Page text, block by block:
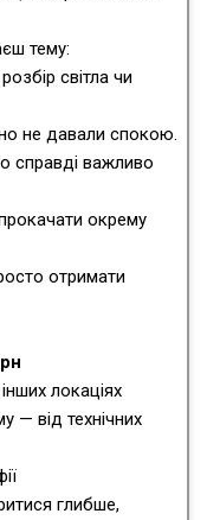
тему:
світла чи
не давали спокою.
справді важливо
окрему
отримати
локаціях
— від технічних
глибше,